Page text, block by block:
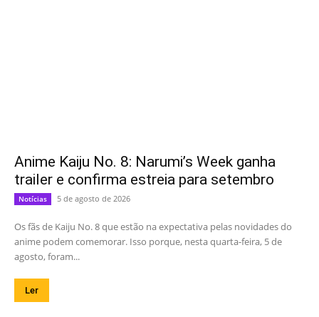
Anime Kaiju No. 8: Narumi’s Week ganha
trailer e confirma estreia para setembro
Notícias 5 de agosto de 2026
Os fãs de Kaiju No. 8 que estão na expectativa pelas novidades do
anime podem comemorar. Isso porque, nesta quarta-feira, 5 de
agosto, foram...
Ler